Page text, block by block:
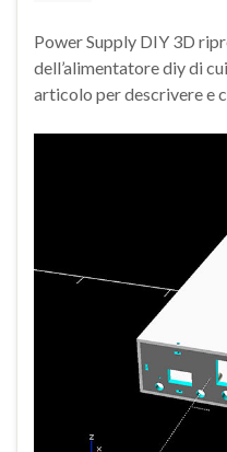
Power Supply DIY 3D
dell’alimentatore diy di
articolo per descrivere e